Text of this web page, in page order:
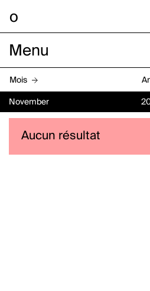
o
Menu
Mois
November
Aucun résultat